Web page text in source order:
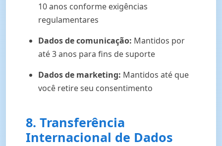
10 anos conforme exigências
regulamentares
Dados de comunicação: Mantidos por
até 3 anos para fins de suporte
Dados de marketing: Mantidos até que
você retire seu consentimento
8. Transferência
Internacional de Dados